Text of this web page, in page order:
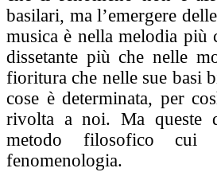
basilari, ma l’emergere
musica è nella melodia più
dissetante più che nelle
fioritura che nelle sue basi
cose è determinata, per
rivolta a noi. Ma queste
metodo filosofico
fenomenologia.